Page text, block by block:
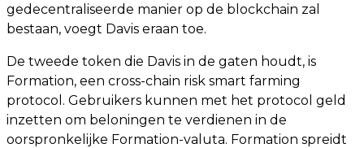
gedecentraliseerde manier op de blockchain zal
bestaan, voegt Davis eraan toe.
De tweede token die Davis in de gaten houdt, is
Formation, een cross-chain risk smart farming
protocol. Gebruikers kunnen met het protocol geld
inzetten om beloningen te verdienen in de
oorspronkelijke Formation-valuta. Formation spreidt